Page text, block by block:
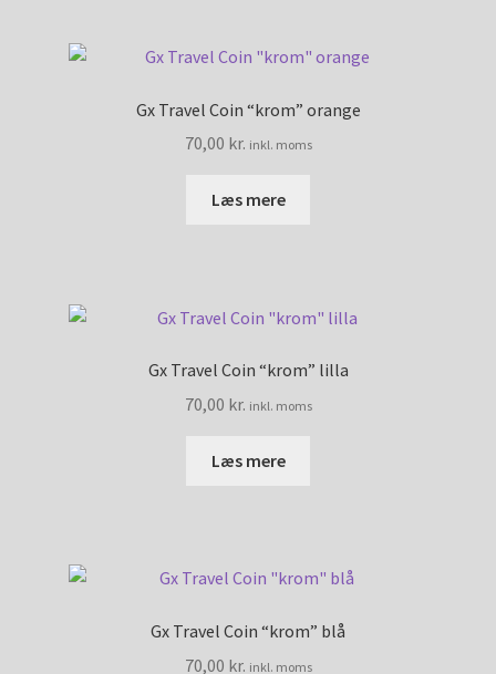
Gx Travel Coin “krom” orange
70,00 kr. inkl. moms
Læs mere
Gx Travel Coin “krom” lilla
70,00 kr. inkl. moms
Læs mere
Gx Travel Coin “krom” blå
70,00 kr. inkl. moms